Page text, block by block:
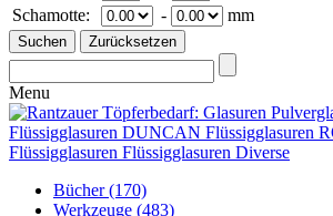
Schamotte:
- mm
Menu
Bücher(170)
Werkzeuge (483)